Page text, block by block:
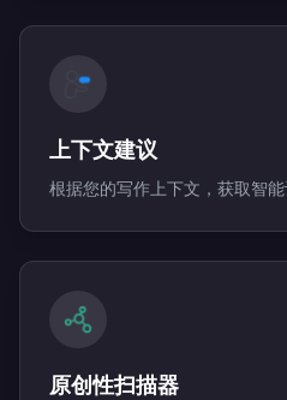
上下文建议
根据您的写作上下文，获取智
原创性扫描器